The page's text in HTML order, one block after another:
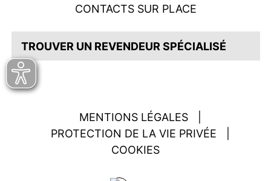
CONTACTS SUR PLACE
TROUVER UN REVENDEUR SPÉCIALISÉ
MENTIONS LÉGALES
PROTECTION DE LA VIE PRIVÉE
COOKIES